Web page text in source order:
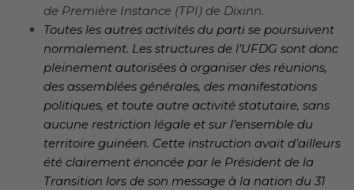
de Première Instance (TPI) de Dixinn.
Toutes les autres activités du parti se poursuivent
normalement. Les structures de l’UFDG sont donc
pleinement autorisées à organiser des réunions,
des assemblées générales, des manifestations
politiques, et toute autre activité statutaire, sans
aucune restriction légale et sur l’ensemble du
territoire guinéen. Cette instruction avait d’ailleurs
été clairement énoncée par le Président de la
Transition lors de son message à la nation du 31